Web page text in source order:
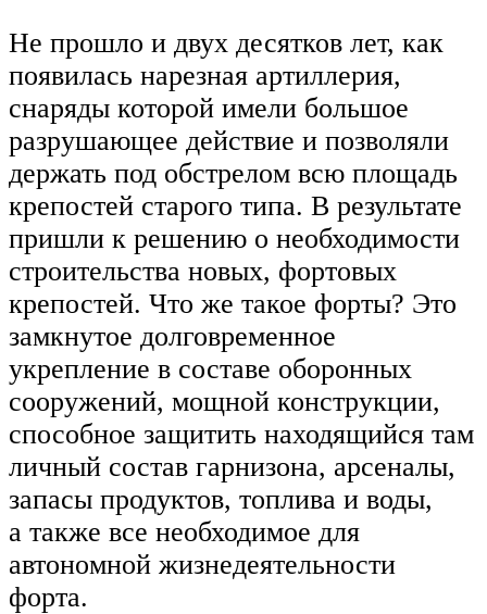
Не прошло и двух десятков лет, как
появилась нарезная артиллерия,
снаряды которой имели большое
разрушающее действие и позволяли
держать под обстрелом всю площадь
крепостей старого типа. В результате
пришли к решению о необходимости
строительства новых, фортовых
крепостей. Что же такое форты? Это
замкнутое долговременное
укрепление в составе оборонных
сооружений, мощной конструкции,
способное защитить находящийся там
личный состав гарнизона, арсеналы,
запасы продуктов, топлива и воды,
а также все необходимое для
автономной жизнедеятельности
форта.